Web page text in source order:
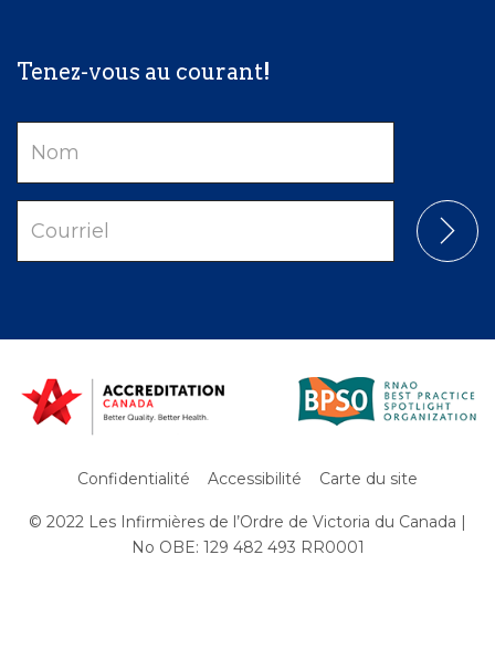
Tenez-vous au courant!
Nom
Courriel
Subfooter
Confidentialité Accessibilité Carte du site
© 2022 Les Infirmières de l’Ordre de Victoria du Canada |
No OBE: 129 482 493 RR0001